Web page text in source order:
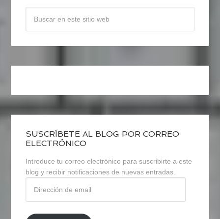
SUSCRÍBETE AL BLOG POR CORREO
ELECTRÓNICO
Introduce tu correo electrónico para suscribirte a este
blog y recibir notificaciones de nuevas entradas.
email